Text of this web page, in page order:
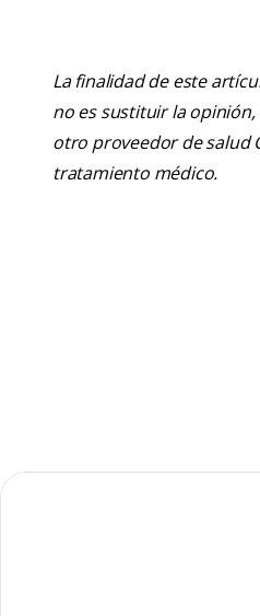
La finalidad de este
no es sustituir la
otro proveedor de salud
tratamiento médico.